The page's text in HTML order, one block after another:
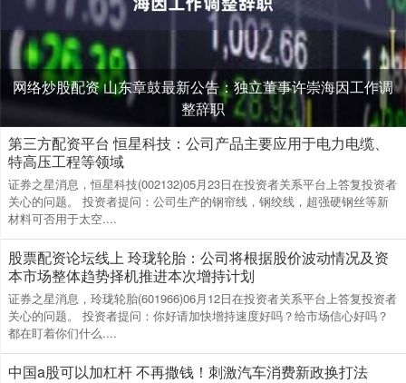
网络炒股配资 山东章鼓最新公告：独立董事许崇海因工作调
整辞职
第三方配资平台 恒星科技：公司产品主要应用于电力电缆、
特高压工程等领域
证券之星消息，恒星科技(002132)05月23日在投资者关系平台上答复投资者
关心的问题。 投资者提问：公司生产的钢帘线，钢绞线，超强硬钢丝等新
材料可否用于太空....
股票配资论坛线上 玲珑轮胎：公司将根据股价波动情况及资
本市场整体趋势择机推进本次增持计划
证券之星消息，玲珑轮胎(601966)06月12日在投资者关系平台上答复投资者
关心的问题。 投资者提问：你好请加快增持速度好吗？给市场信心好吗？
都在盯着你们什么....
中国a股可以加杠杆 不再撒钱！刺激汽车消费新政换打法